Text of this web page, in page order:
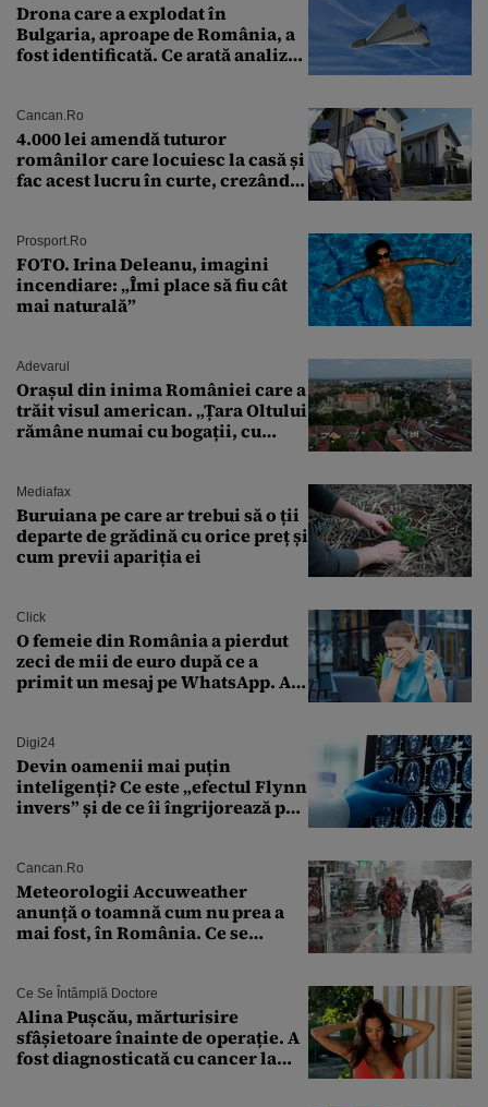
Drona care a explodat în
Bulgaria, aproape de România, a
fost identificată. Ce arată analiza
Cancan.ro
4.000 lei amendă tuturor
românilor care locuiesc la casă și
fac acest lucru în curte, crezând
Prosport.ro
FOTO. Irina Deleanu, imagini
incendiare: „Îmi place să fiu cât
mai naturală”
Adevarul
Orașul din inima României care a
trăit visul american. „Țara Oltului
rămâne numai cu bogații, cu
Mediafax
Buruiana pe care ar trebui să o ții
departe de grădină cu orice preț și
cum previi apariția ei
Click
O femeie din România a pierdut
zeci de mii de euro după ce a
primit un mesaj pe WhatsApp. A
Digi24
Devin oamenii mai puțin
inteligenți? Ce este „efectul Flynn
invers” și de ce îi îngrijorează pe
Cancan.ro
Meteorologii Accuweather
anunță o toamnă cum nu prea a
mai fost, în România. Ce se
București. Pe ce dată ninge
Ce Se Întâmplă Doctore
Alina Pușcău, mărturisire
sfâșietoare înainte de operație. A
fost diagnosticată cu cancer la